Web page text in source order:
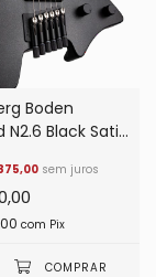
Boden
N2.6 Black Satin
sem juros
com Pix